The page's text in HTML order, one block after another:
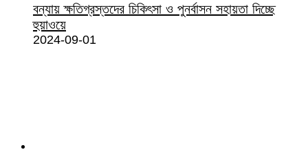
বন্যায় ক্ষতিগ্রস্তদের চিকিৎসা ও পুনর্বাসন সহায়তা দিচ্ছে
হুয়াওয়ে
2024-09-01